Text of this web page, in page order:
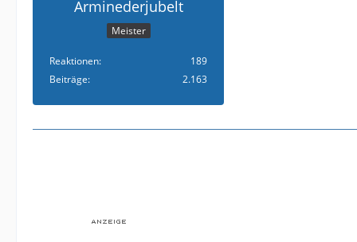
Arminederjubelt
Meister
Reaktionen
189
Beiträge
2.163